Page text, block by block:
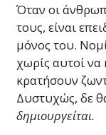
Όταν οι
τους, είναι
μόνος του.
χωρίς αυτοί να
κρατήσουν
Δυστυχώς, δε
δημιουργείται.